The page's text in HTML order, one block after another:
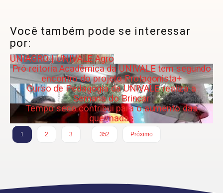
Você também pode se interessar
por:
UNIAGRO | UNIVALE Agro
Pró-reitoria Acadêmica da UNIVALE tem segundo
encontro do projeto Protagonista+
Curso de Pedagogia da UNIVALE realiza a
Semana do Brincar
Tempo seco contribui para o aumento das
queimadas
1 2 3
352
Próximo